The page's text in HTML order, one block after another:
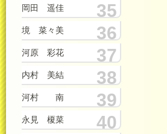
岡田 遥佳 35
境 菜々美 36
河原 彩花 37
内村 美結 38
河村 南 39
永見 榎菜 40